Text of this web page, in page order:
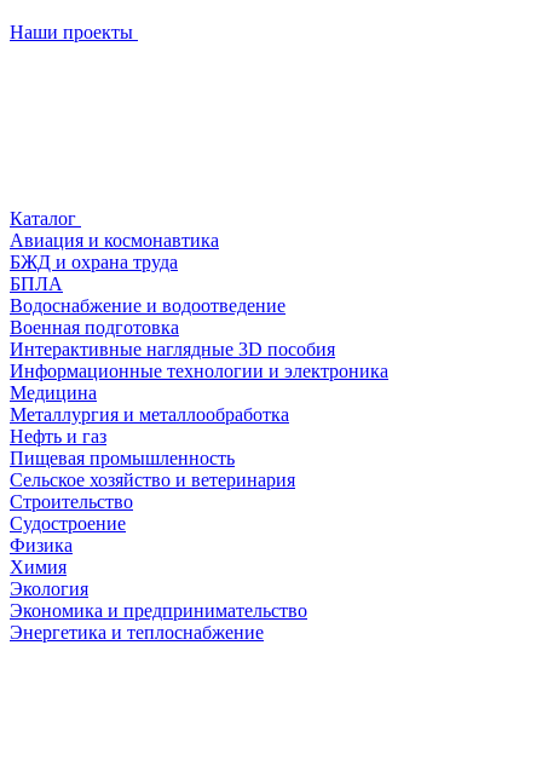
Наши проекты
Каталог
Авиация и космонавтика
БЖД и охрана труда
БПЛА
Водоснабжение и водоотведение
Военная подготовка
Интерактивные наглядные 3D пособия
Информационные технологии и электроника
Медицина
Металлургия и металлообработка
Нефть и газ
Пищевая промышленность
Сельское хозяйство и ветеринария
Строительство
Судостроение
Физика
Химия
Экология
Экономика и предпринимательство
Энергетика и теплоснабжение